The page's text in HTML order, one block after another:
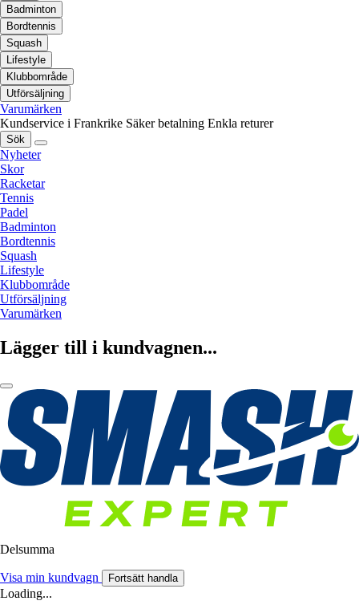
Badminton
Bordtennis
Squash
Lifestyle
Klubbområde
Utförsäljning
Varumärken
Kundservice i Frankrike Säker betalning Enkla returer
Sök
Nyheter
Skor
Racketar
Tennis
Padel
Badminton
Bordtennis
Squash
Lifestyle
Klubbområde
Utförsäljning
Varumärken
Lägger till i kundvagnen...
Delsumma
Visa min kundvagn Fortsätt handla
Loading...